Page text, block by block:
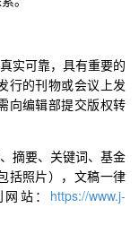
实可靠，具有重要的
行的刊物或会议上发
向编辑部提交版权转
摘要、关键词、基金
括照片），文稿一律
站： https://www.j-